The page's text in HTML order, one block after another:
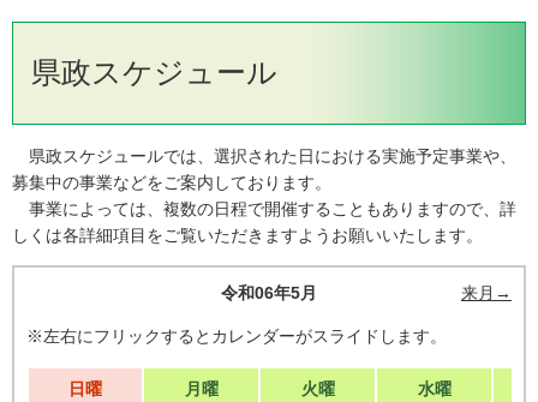
県政スケジュール
県政スケジュールでは、選択された日における実施予定事業や、
募集中の事業などをご案内しております。
事業によっては、複数の日程で開催することもありますので、詳
しくは各詳細項目をご覧いただきますようお願いいたします。
令和06年5月 来月→
※左右にフリックするとカレンダーがスライドします。
日曜 月曜 火曜 水曜